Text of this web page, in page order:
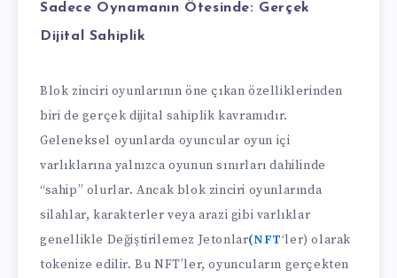
Sadece Oynamanın Ötesinde: Gerçek
Dijital Sahiplik
Blok zinciri oyunlarının öne çıkan özelliklerinden
biri de gerçek dijital sahiplik kavramıdır.
Geleneksel oyunlarda oyuncular oyun içi
varlıklarına yalnızca oyunun sınırları dahilinde
“sahip” olurlar. Ancak blok zinciri oyunlarında
silahlar, karakterler veya arazi gibi varlıklar
genellikle Değiştirilemez Jetonlar(NFT‘ler) olarak
tokenize edilir. Bu NFT’ler, oyuncuların gerçekten